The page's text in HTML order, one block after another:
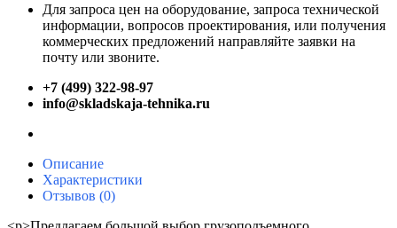
Для запроса цен на оборудование, запроса технической
информации, вопросов проектирования, или получения
коммерческих предложений направляйте заявки на
почту или звоните.
+7 (499) 322-98-97
info@skladskaja-tehnika.ru
Описание
Характеристики
Отзывов (0)